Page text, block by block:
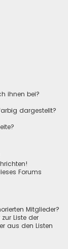
ihnen bei?
dargestellt?
Forums
Mitglieder?
Liste der
aus den Listen